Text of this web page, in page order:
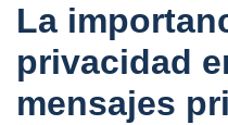
La
privacidad
mensajes